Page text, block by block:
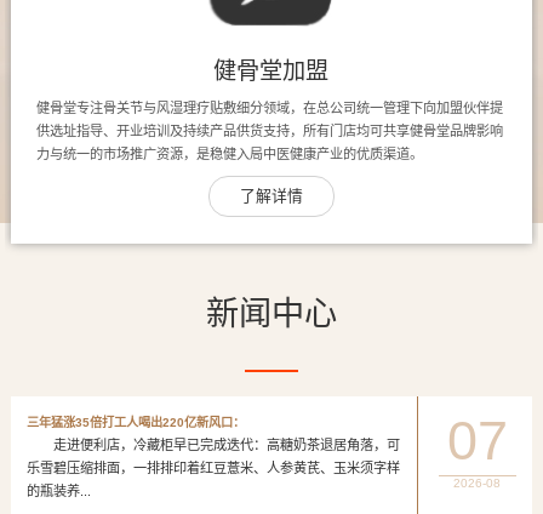
健骨堂加盟
健骨堂专注骨关节与风湿理疗贴敷细分领域，在总公司统一管理下向加盟伙伴提
供选址指导、开业培训及持续产品供货支持，所有门店均可共享健骨堂品牌影响
力与统一的市场推广资源，是稳健入局中医健康产业的优质渠道。
了解详情
新闻中心
三年猛涨35倍打工人喝出220亿新风口：
走进便利店，冷藏柜早已完成迭代：高糖奶茶退居角落，可
乐雪碧压缩排面，一排排印着红豆薏米、人参黄芪、玉米须字样
的瓶装养...
07
2026-08